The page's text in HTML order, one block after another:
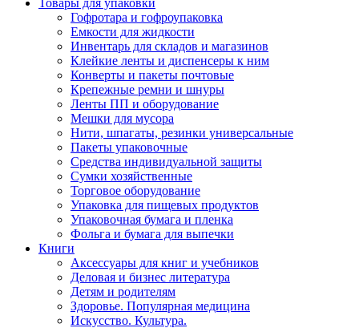
Товары для упаковки
Гофротара и гофроупаковка
Емкости для жидкости
Инвентарь для складов и магазинов
Клейкие ленты и диспенсеры к ним
Конверты и пакеты почтовые
Крепежные ремни и шнуры
Ленты ПП и оборудование
Мешки для мусора
Нити, шпагаты, резинки универсальные
Пакеты упаковочные
Средства индивидуальной защиты
Сумки хозяйственные
Торговое оборудование
Упаковка для пищевых продуктов
Упаковочная бумага и пленка
Фольга и бумага для выпечки
Книги
Аксессуары для книг и учебников
Деловая и бизнес литература
Детям и родителям
Здоровье. Популярная медицина
Искусство. Культура.